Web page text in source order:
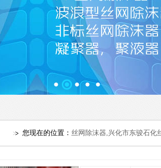
您现在的位置： 丝网除沫器,兴化市东骏石化